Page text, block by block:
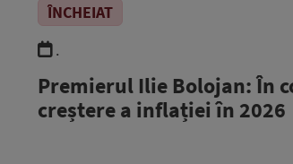
ÎNCHEIAT
.
Premierul Ilie Bolojan: În
creștere a inflației în 2026